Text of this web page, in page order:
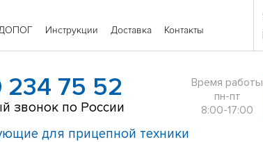
Инструкции Доставка Контакты
234 75 52
звонок по России
для прицепной техники
Время работы
пн-пт
8:00-17:00